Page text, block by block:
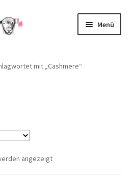
Menü
mit „Cashmere“
angezeigtNach